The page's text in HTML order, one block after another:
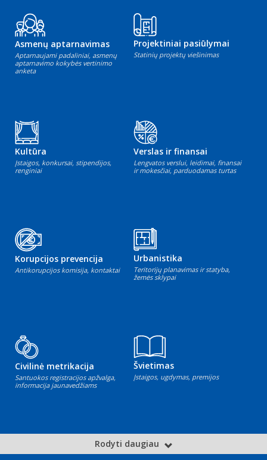
Asmenų aptarnavimas
Aptarnaujami padaliniai, asmenų
aptarnavimo kokybės vertinimo
anketa
Projektiniai pasiūlymai
Statinių projektų viešinimas
Kultūra
Įstaigos, konkursai, stipendijos,
renginiai
Verslas ir finansai
Lengvatos verslui, leidimai, finansai
ir mokesčiai, parduodamas turtas
Korupcijos prevencija
Antikorupcijos komisija, kontaktai
Urbanistika
Teritorijų planavimas ir statyba,
žemės sklypai
Civilinė metrikacija
Santuokos registracijos apžvalga,
informacija jaunavedžiams
Švietimas
Įstaigos, ugdymas, premijos
Rodyti daugiau